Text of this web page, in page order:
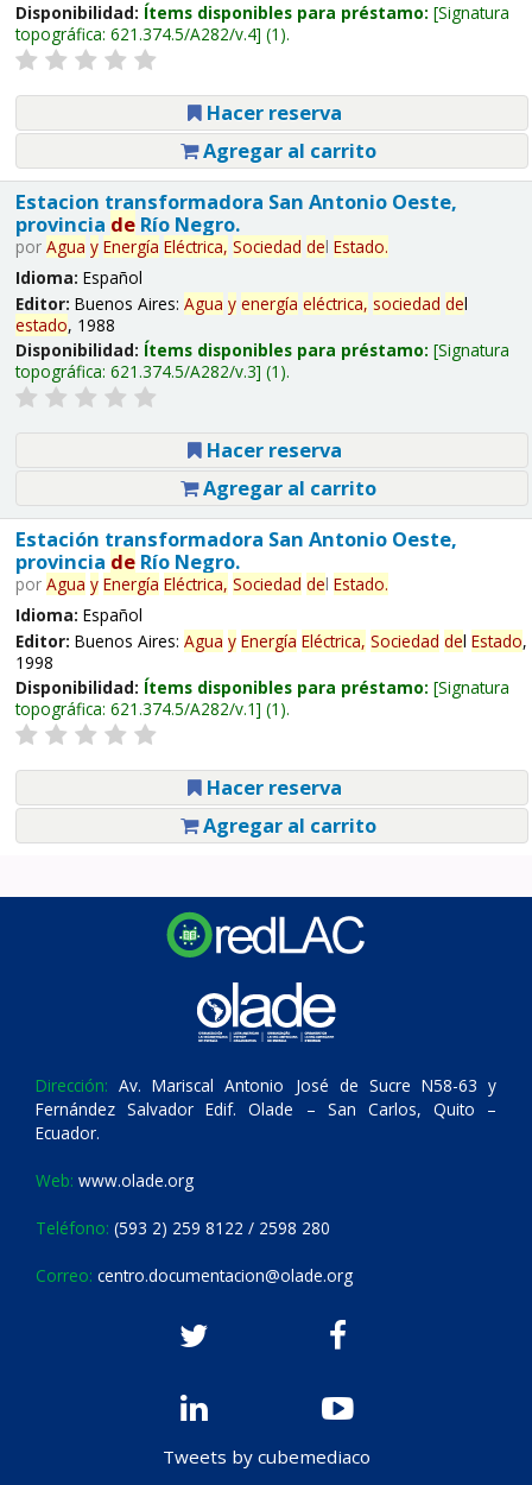
Disponibilidad: Ítems disponibles para préstamo: Signatura
topográfica: 621.374.5/A282/v.4 (1).
Hacer reserva
Agregar al carrito
Estacion transformadora San Antonio Oeste,
provincia deRío Negro.
por Agua y Energía Eléctrica, Sociedad del Estado.
Idioma: Español
Editor: Buenos Aires: Agua y energía eléctrica, sociedad del
estado, 1988
Disponibilidad: Ítems disponibles para préstamo: Signatura
topográfica: 621.374.5/A282/v.3 (1).
Hacer reserva
Agregar al carrito
Estación transformadora San Antonio Oeste,
provincia deRío Negro.
por Agua y Energía Eléctrica, Sociedad del Estado.
Idioma: Español
Editor: Buenos Aires: Agua y Energía Eléctrica, Sociedad del Estado,
1998
Disponibilidad: Ítems disponibles para préstamo: Signatura
topográfica: 621.374.5/A282/v.1 (1).
Hacer reserva
Agregar al carrito
Dirección: Av. Mariscal Antonio José de Sucre N58-63 y
Fernández Salvador Edif. Olade – San Carlos, Quito –
Ecuador.
Web: www.olade.org
Teléfono: (593 2) 259 8122 / 2598 280
Correo: centro.documentacion@olade.org
Tweets by cubemediaco